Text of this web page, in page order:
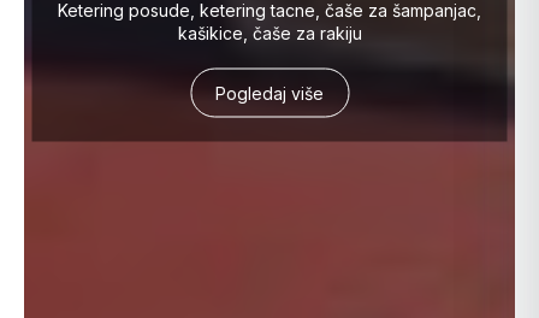
Ketering posude, ketering tacne, čaše za šampanjac,
kašikice, čaše za rakiju
Pogledaj više